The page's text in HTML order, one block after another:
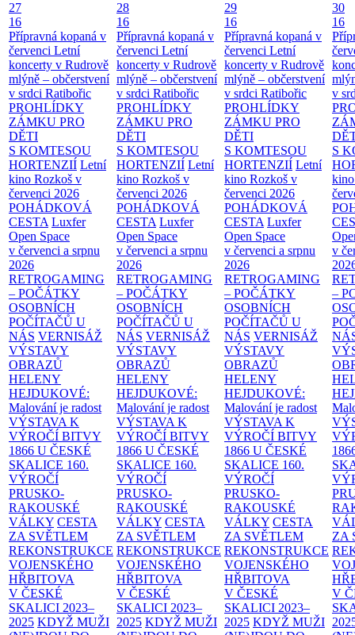
27
16
Přípravná kopaná v
červenci Letní
koncerty v Rudrově
mlýně – občerstvení
v srdci Ratibořic
PROHLÍDKY
ZÁMKU PRO
DĚTI
S KOMTESOU
HORTENZIÍ Letní
kino Rozkoš v
červenci 2026
POHÁDKOVÁ
CESTA Luxfer
Open Space
v červenci a srpnu
2026
RETROGAMING
– POČÁTKY
OSOBNÍCH
POČÍTAČŮ U
NÁS VERNISÁŽ
VÝSTAVY
OBRAZŮ
HELENY
HEJDUKOVÉ:
Malování je radost
VÝSTAVA K
VÝROČÍ BITVY
1866 U ČESKÉ
SKALICE 160.
VÝROČÍ
PRUSKO-
RAKOUSKÉ
VÁLKY CESTA
ZA SVĚTLEM
REKONSTRUKCE
VOJENSKÉHO
HŘBITOVA
V ČESKÉ
SKALICI 2023–
2025 KDYŽ MUŽI
28
16
Přípravná kopaná v
červenci Letní
koncerty v Rudrově
mlýně – občerstvení
v srdci Ratibořic
PROHLÍDKY
ZÁMKU PRO
DĚTI
S KOMTESOU
HORTENZIÍ Letní
kino Rozkoš v
červenci 2026
POHÁDKOVÁ
CESTA Luxfer
Open Space
v červenci a srpnu
2026
RETROGAMING
– POČÁTKY
OSOBNÍCH
POČÍTAČŮ U
NÁS VERNISÁŽ
VÝSTAVY
OBRAZŮ
HELENY
HEJDUKOVÉ:
Malování je radost
VÝSTAVA K
VÝROČÍ BITVY
1866 U ČESKÉ
SKALICE 160.
VÝROČÍ
PRUSKO-
RAKOUSKÉ
VÁLKY CESTA
ZA SVĚTLEM
REKONSTRUKCE
VOJENSKÉHO
HŘBITOVA
V ČESKÉ
SKALICI 2023–
2025 KDYŽ MUŽI
29
16
Přípravná kopaná v
červenci Letní
koncerty v Rudrově
mlýně – občerstvení
v srdci Ratibořic
PROHLÍDKY
ZÁMKU PRO
DĚTI
S KOMTESOU
HORTENZIÍ Letní
kino Rozkoš v
červenci 2026
POHÁDKOVÁ
CESTA Luxfer
Open Space
v červenci a srpnu
2026
RETROGAMING
– POČÁTKY
OSOBNÍCH
POČÍTAČŮ U
NÁS VERNISÁŽ
VÝSTAVY
OBRAZŮ
HELENY
HEJDUKOVÉ:
Malování je radost
VÝSTAVA K
VÝROČÍ BITVY
1866 U ČESKÉ
SKALICE 160.
VÝROČÍ
PRUSKO-
RAKOUSKÉ
VÁLKY CESTA
ZA SVĚTLEM
REKONSTRUKCE
VOJENSKÉHO
HŘBITOVA
V ČESKÉ
SKALICI 2023–
2025 KDYŽ MUŽI
30
16
v
S
v
–
ZA
V